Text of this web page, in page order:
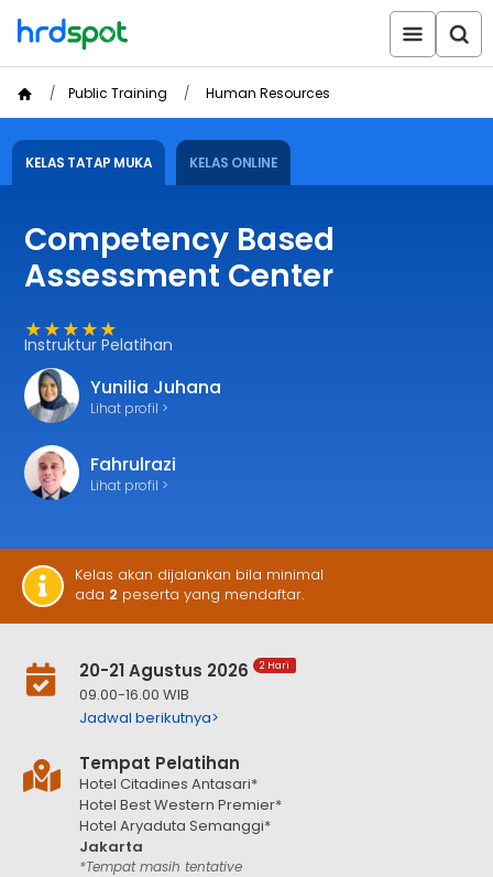
Public Training Human Resources
KELAS TATAP MUKA KELAS ONLINE
Competency Based
Assessment Center
★★★★★
Instruktur Pelatihan
Yunilia Juhana
Lihat profil >
Fahrulrazi
Lihat profil >
Kelas akan dijalankan bila minimal
ada 2 peserta yang mendaftar.
20-21 Agustus 2026 2 Hari
09.00-16.00 WIB
Jadwal berikutnya>
Tempat Pelatihan
Hotel Citadines Antasari*
Hotel Best Western Premier*
Hotel Aryaduta Semanggi*
Jakarta
*Tempat masih tentative